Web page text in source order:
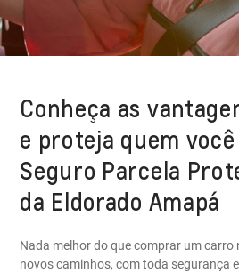
Conheça as
e proteja quem você
Seguro Parcela
da Eldorado Amapá
Nada melhor do que comprar um carro
novos caminhos, com toda segurança